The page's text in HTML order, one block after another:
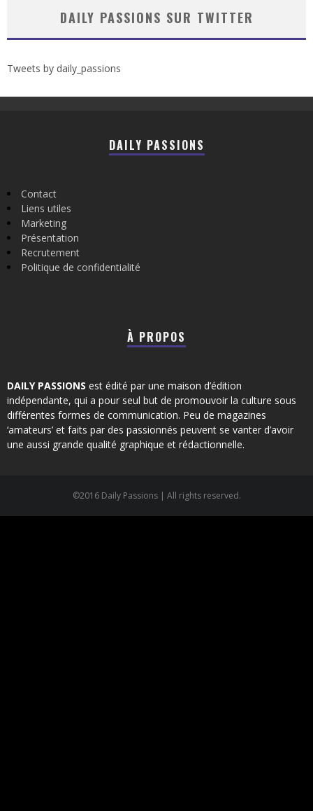
DAILY PASSIONS SUR TWITTER
Tweets by daily_passions
DAILY PASSIONS
Contact
Liens utiles
Marketing
Présentation
Recrutement
Politique de confidentialité
À PROPOS
DAILY PASSIONS est édité par une maison d’édition
indépendante, qui a pour seul but de promouvoir la culture sous
différentes formes de communication. Peu de magazines
‘amateurs’ et faits par des passionnés peuvent se vanter d’avoir
une aussi grande qualité graphique et rédactionnelle.
©2016 Daily Passions | All rights reserved.